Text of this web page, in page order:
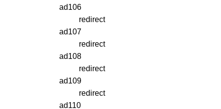
ad106
redirect
ad107
redirect
ad108
redirect
ad109
redirect
ad110